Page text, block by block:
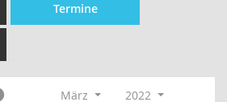
Termine
März
2022